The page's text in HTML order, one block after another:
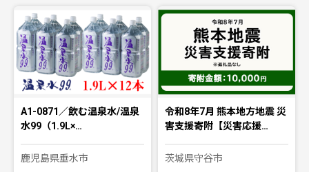
A1-0871／飲む温泉水/温泉
水99（1.9L×…
鹿児島県垂水市
令和8年7月 熊本地方地震 災
害支援寄附【災害応援…
茨城県守谷市